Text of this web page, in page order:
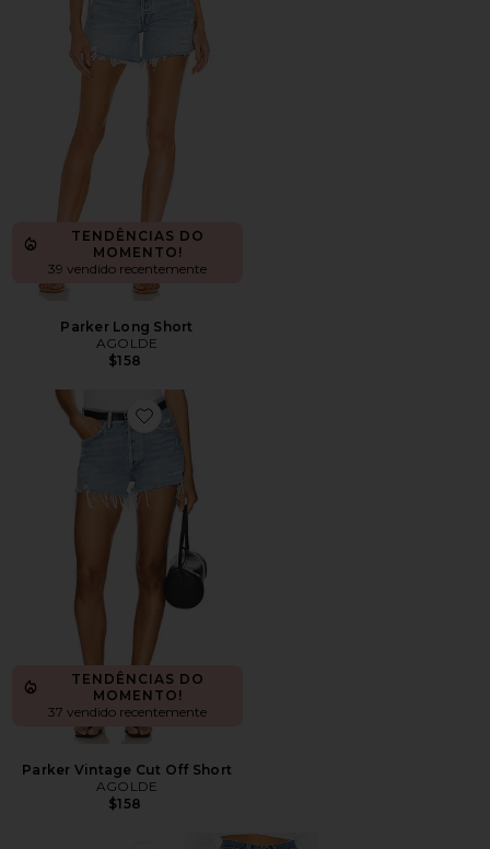
TENDÊNCIAS DO
MOMENTO!
39 vendido recentemente
Parker Long Short
AGOLDE
$158
Favorite Parker Vintage Cut Off Short
TENDÊNCIAS DO
MOMENTO!
37 vendido recentemente
Parker Vintage Cut Off Short
AGOLDE
$158